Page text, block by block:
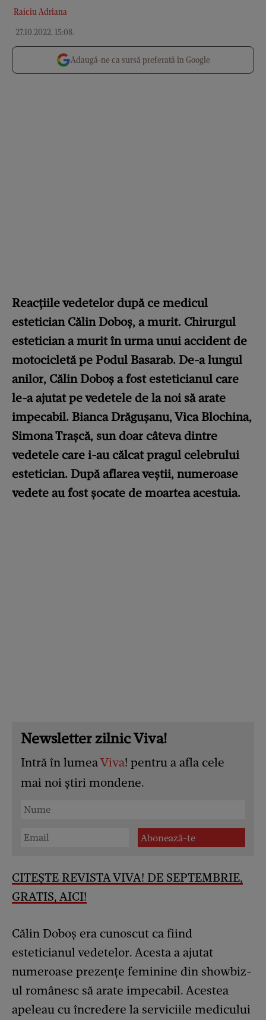
Raiciu Adriana
27.10.2022, 15:08.
Adaugă-ne ca sursă preferată în Google
Reacțiile vedetelor după ce medicul
estetician Călin Doboș, a murit. Chirurgul
estetician a murit în urma unui accident de
motocicletă pe Podul Basarab. De-a lungul
anilor, Călin Doboș a fost esteticianul care
le-a ajutat pe vedetele de la noi să arate
impecabil. Bianca Drăgușanu, Vica Blochina,
Simona Trașcă, sun doar câteva dintre
vedetele care i-au călcat pragul celebrului
estetician. După aflarea veștii, numeroase
vedete au fost șocate de moartea acestuia.
Newsletter zilnic Viva!
Intră în lumeaViva! pentru a afla cele
mai noi știri mondene.
CITEȘTE REVISTA VIVA! DE SEPTEMBRIE,
GRATIS, AICI!
Călin Doboș era cunoscut ca fiind
esteticianul vedetelor. Acesta a ajutat
numeroase prezențe feminine din showbiz-
ul românesc să arate impecabil. Acestea
apeleau cu încredere la serviciile medicului